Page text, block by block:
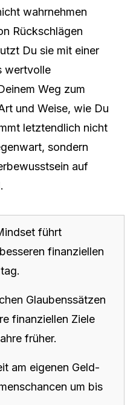
wahrnehmen
Rückschlägen
Du sie mit einer
wertvolle
Weg zum
und Weise, wie Du
letztendlich nicht
sondern
auf
führt
finanziellen
Glaubenssätzen
finanziellen Ziele
früher.
am eigenen Geld-
um bis